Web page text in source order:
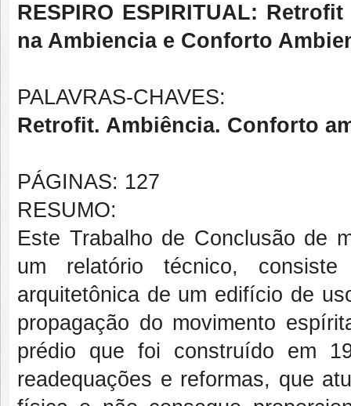
RESPIRO ESPIRITUAL:
na Ambiencia e Conforto
PALAVRAS-CHAVES:
Retrofit. Ambiência. Conforto
PÁGINAS: 127
RESUMO:
Este Trabalho de Conclusão de
um relatório técnico,
arquitetônica de um edifício de
propagação do movimento
prédio que foi construído em
readequações e reformas, que